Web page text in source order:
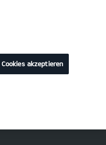
Cookies akzeptieren